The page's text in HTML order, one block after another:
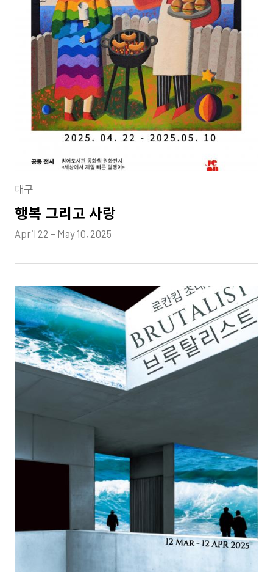
대구
행복 그리고 사랑
April 22 – May 10, 2025